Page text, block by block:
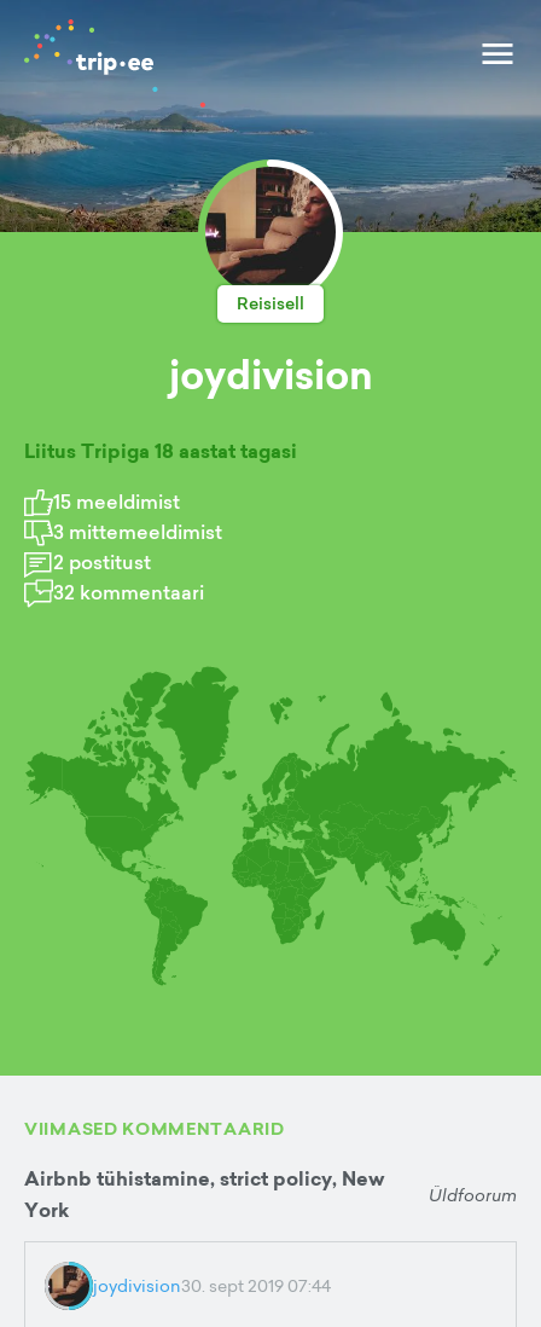
Reisisell
joydivision
Liitus Tripiga 18 aastat tagasi
15 meeldimist
3 mittemeeldimist
2 postitust
32 kommentaari
VIIMASED KOMMENTAARID
Airbnb tühistamine, strict policy, New
York
Üldfoorum
joydivision30. sept 2019 07:44